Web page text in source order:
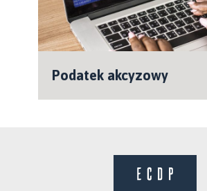
Podatek akcyzowy